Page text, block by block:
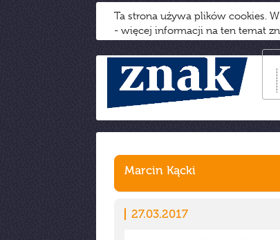
Ta strona używa plików cookies.
- więcej informacji na ten temat
Marcin Kącki
27.03.2017